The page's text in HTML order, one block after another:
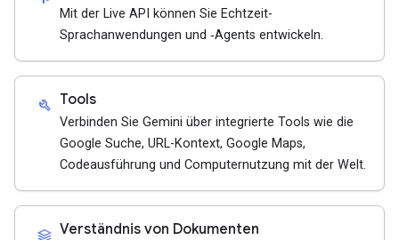
Mit der Live API können Sie Echtzeit-
Sprachanwendungen und ‑Agents entwickeln.
build Tools
Verbinden Sie Gemini über integrierte Tools wie die
Google Suche, URL-Kontext, Google Maps,
Codeausführung und Computernutzung mit der Welt.
stacks Verständnis von Dokumenten